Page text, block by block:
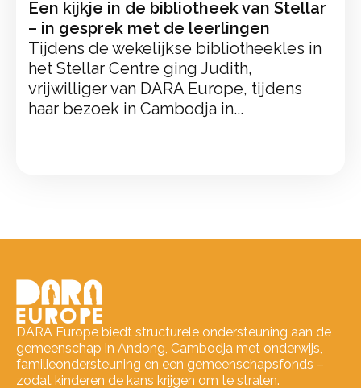
Een kijkje in de bibliotheek van Stellar
– in gesprek met de leerlingen
Tijdens de wekelijkse bibliotheekles in
het Stellar Centre ging Judith,
vrijwilliger van DARA Europe, tijdens
haar bezoek in Cambodja in...
DARA Europe biedt structurele ondersteuning aan de
gemeenschap in Andong, Cambodja met onderwijs,
familieondersteuning en een gemeenschapsfonds –
zodat kinderen de kans krijgen om te stralen.